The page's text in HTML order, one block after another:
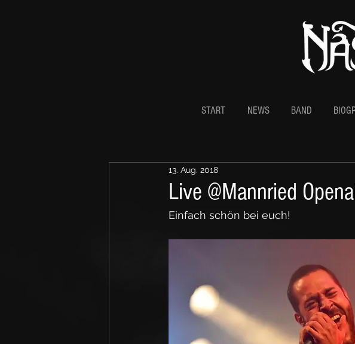
START NEWS BAND
Live @Mannried
13. Aug. 2018
Einfach schön bei euch!